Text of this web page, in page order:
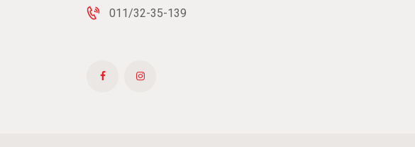
011/32-35-139